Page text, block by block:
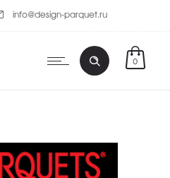
info@design-parquet.ru
0